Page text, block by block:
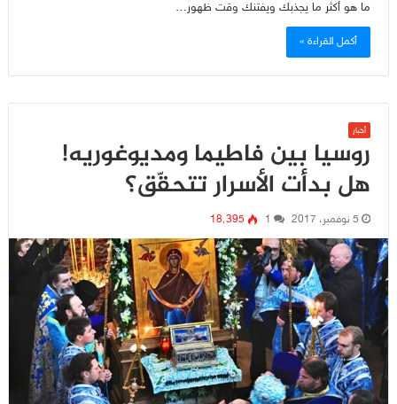
ما هو أكثر ما يجذبك ويفتنك وقت ظهور…
أكمل القراءة »
أخبار
روسيا بين فاطيما ومديوغوريه!
هل بدأت الأسرار تتحقّق؟
5 نوفمبر، 2017 1 18٬395